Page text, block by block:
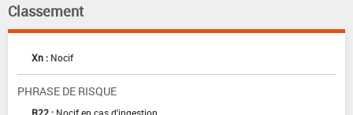
Classement
Xn : Nocif
PHRASE DE RISQUE